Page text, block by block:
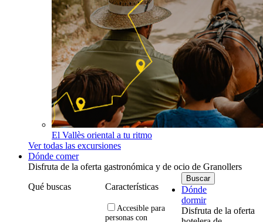
El Vallès oriental a tu ritmo
Ver todas las excursiones
Dónde comer
Disfruta de la oferta gastronómica y de ocio de Granollers
Qué buscas
Características
Accesible para
personas con
Dónde
dormir
Disfruta de la oferta